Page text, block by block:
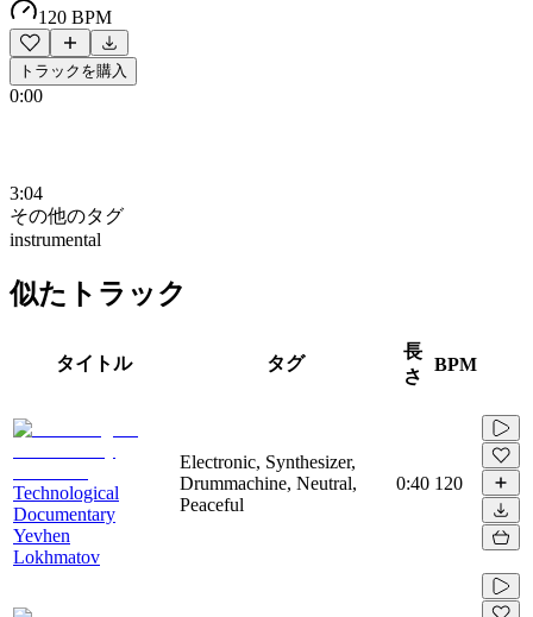
120 BPM
トラックを購入
0:00
3:04
その他のタグ
instrumental
似たトラック
タイトル タグ
長
さ
BPM
Technological
Documentary
Yevhen
Lokhmatov
Electronic, Synthesizer,
Drummachine, Neutral,
Peaceful
0:40 120